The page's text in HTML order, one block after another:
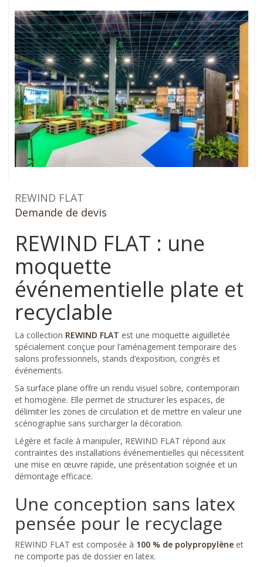
REWIND FLAT
Demande de devis
REWIND FLAT : une
moquette
événementielle plate et
recyclable
La collection REWIND FLAT est une moquette aiguilletée
spécialement conçue pour l’aménagement temporaire des
salons professionnels, stands d’exposition, congrès et
événements.
Sa surface plane offre un rendu visuel sobre, contemporain
et homogène. Elle permet de structurer les espaces, de
délimiter les zones de circulation et de mettre en valeur une
scénographie sans surcharger la décoration.
Légère et facile à manipuler, REWIND FLAT répond aux
contraintes des installations événementielles qui nécessitent
une mise en œuvre rapide, une présentation soignée et un
démontage efficace.
Une conception sans latex
pensée pour le recyclage
REWIND FLAT est composée à 100 % de polypropylène et
ne comporte pas de dossier en latex.